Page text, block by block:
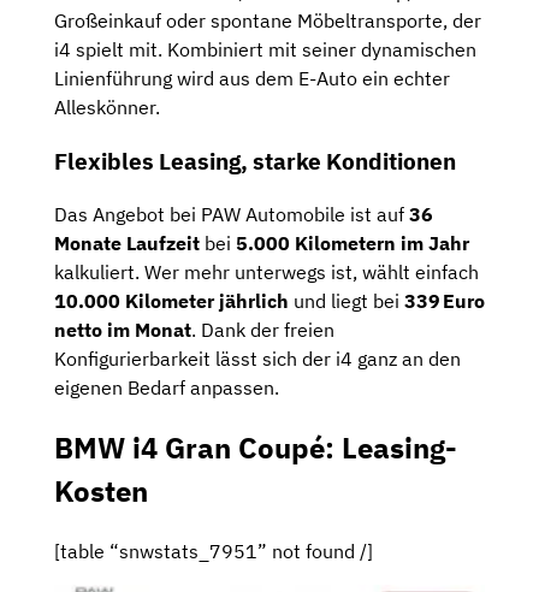
Großeinkauf oder spontane Möbeltransporte, der
i4 spielt mit. Kombiniert mit seiner dynamischen
Linienführung wird aus dem E-Auto ein echter
Alleskönner.
Flexibles Leasing, starke Konditionen
Das Angebot bei PAW Automobile ist auf 36
Monate Laufzeit bei 5.000 Kilometern im Jahr
kalkuliert. Wer mehr unterwegs ist, wählt einfach
10.000 Kilometer jährlich und liegt bei 339 Euro
netto im Monat. Dank der freien
Konfigurierbarkeit lässt sich der i4 ganz an den
eigenen Bedarf anpassen.
BMW i4 Gran Coupé: Leasing-
Kosten
[table “snwstats_7951” not found /]